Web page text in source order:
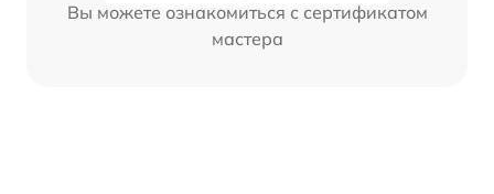
Вы можете ознакомиться с сертификатом
мастера